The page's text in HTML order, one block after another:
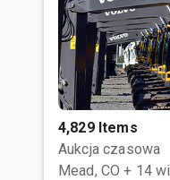
4,829 Items
Aukcja czasowa
Mead, CO + 14